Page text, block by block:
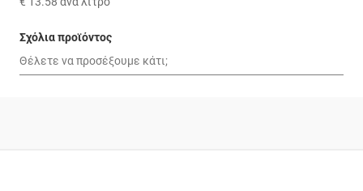
Σχόλια προϊόντος